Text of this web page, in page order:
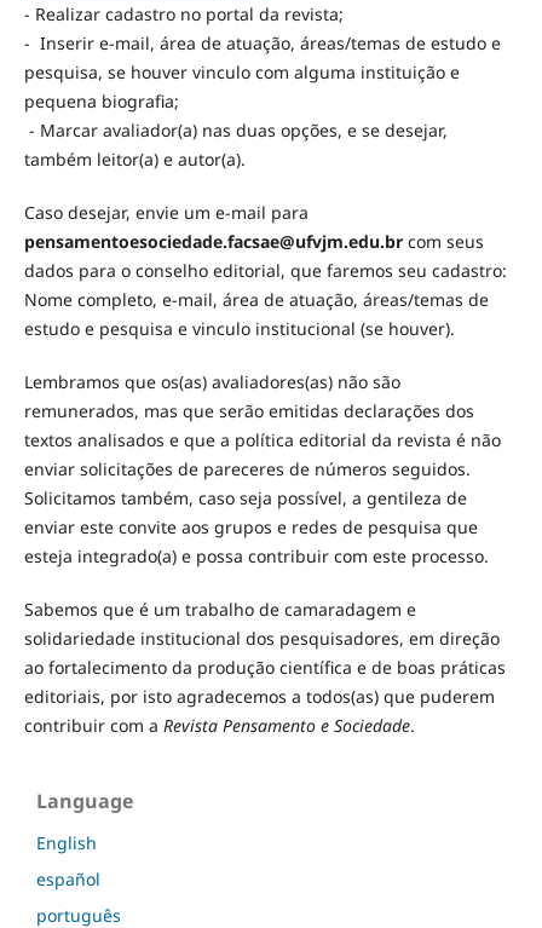
- Realizar cadastro no portal da revista;
- Inserir e-mail, área de atuação, áreas/temas de estudo e
pesquisa, se houver vinculo com alguma instituição e
pequena biografia;
- Marcar avaliador(a) nas duas opções, e se desejar,
também leitor(a) e autor(a).
Caso desejar, envie um e-mail para
pensamentoesociedade.facsae@ufvjm.edu.brcom seus
dados para o conselho editorial, que faremos seu cadastro:
Nome completo, e-mail, área de atuação, áreas/temas de
estudo e pesquisa e vinculo institucional (se houver).
Lembramos que os(as) avaliadores(as) não são
remunerados, mas que serão emitidas declarações dos
textos analisados e que a política editorial da revista é não
enviar solicitações de pareceres de números seguidos.
Solicitamos também, caso seja possível, a gentileza de
enviar este convite aos grupos e redes de pesquisa que
esteja integrado(a) e possa contribuir com este processo.
Sabemos que é um trabalho de camaradagem e
solidariedade institucional dos pesquisadores, em direção
ao fortalecimento da produção científica e de boas práticas
editoriais, por isto agradecemos a todos(as) que puderem
contribuir com a Revista Pensamento e Sociedade.
Language
English
español
português